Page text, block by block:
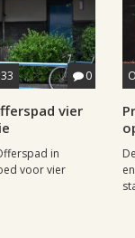
0
vier
in
voor vier